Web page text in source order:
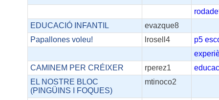
EDUCACIÓ INFANTIL
evazque8
Papallones voleu!
lrosell4 p5
CAMINEM PER CRÉIXER
rperez1
EL NOSTRE BLOC
(PINGÜINS I FOQUES)
mtinoco2